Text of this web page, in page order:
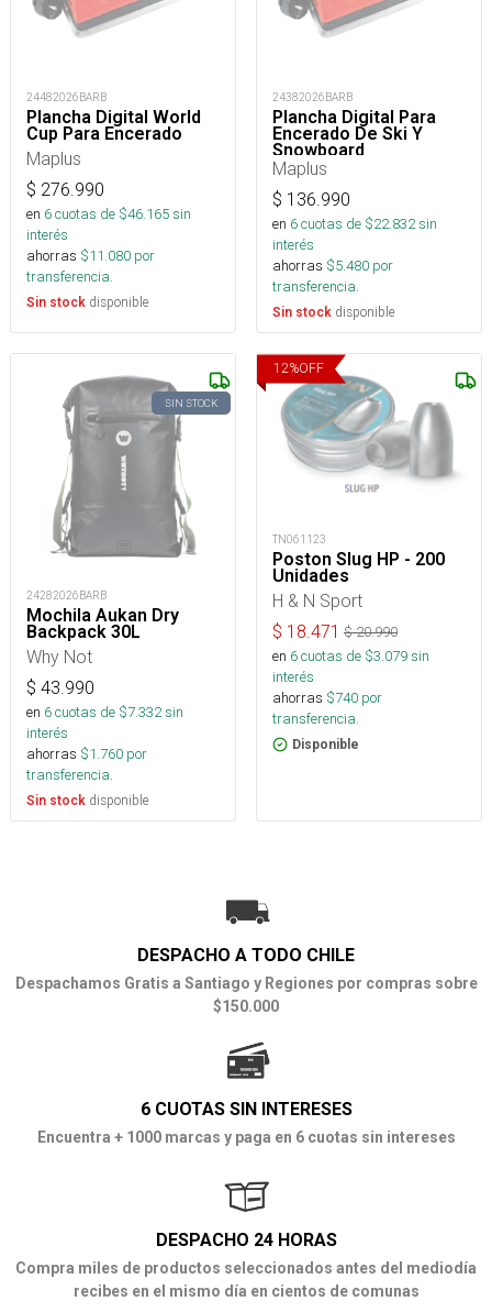
24482026BARB
Plancha Digital World
Cup Para Encerado
Maplus
$ 276.990
en 6cuotas de $46.165sin
interés
ahorras $11.080 por
transferencia.
Sin stock disponible
24382026BARB
Plancha Digital Para
Encerado De Ski Y
Snowboard
Maplus
$ 136.990
en 6cuotas de $22.832sin
interés
ahorras $5.480 por
transferencia.
Sin stock disponible
SIN STOCK
24282026BARB
Mochila Aukan Dry
Backpack 30L
Why Not
$ 43.990
en 6cuotas de $7.332sin
interés
ahorras $1.760 por
transferencia.
Sin stock disponible
12%OFF
TN061123
Poston Slug HP - 200
Unidades
H & N Sport
$ 18.471 $20.990
en 6cuotas de $3.079sin
interés
ahorras $740 por
transferencia.
Disponible
DESPACHO A TODO CHILE
Despachamos Gratis a Santiago y Regiones por compras sobre
$150.000
6 CUOTAS SIN INTERESES
Encuentra + 1000 marcas y paga en 6 cuotas sin intereses
DESPACHO 24 HORAS
Compra miles de productos seleccionados antes del mediodía
recibes en el mismo día en cientos de comunas